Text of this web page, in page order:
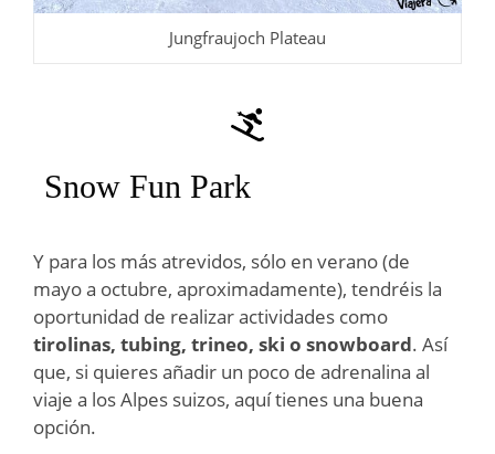
Jungfraujoch Plateau
Snow Fun Park
Y para los más atrevidos, sólo en verano (de
mayo a octubre, aproximadamente), tendréis la
oportunidad de realizar actividades como
tirolinas, tubing, trineo, ski o snowboard. Así
que, si quieres añadir un poco de adrenalina al
viaje a los Alpes suizos, aquí tienes una buena
opción.